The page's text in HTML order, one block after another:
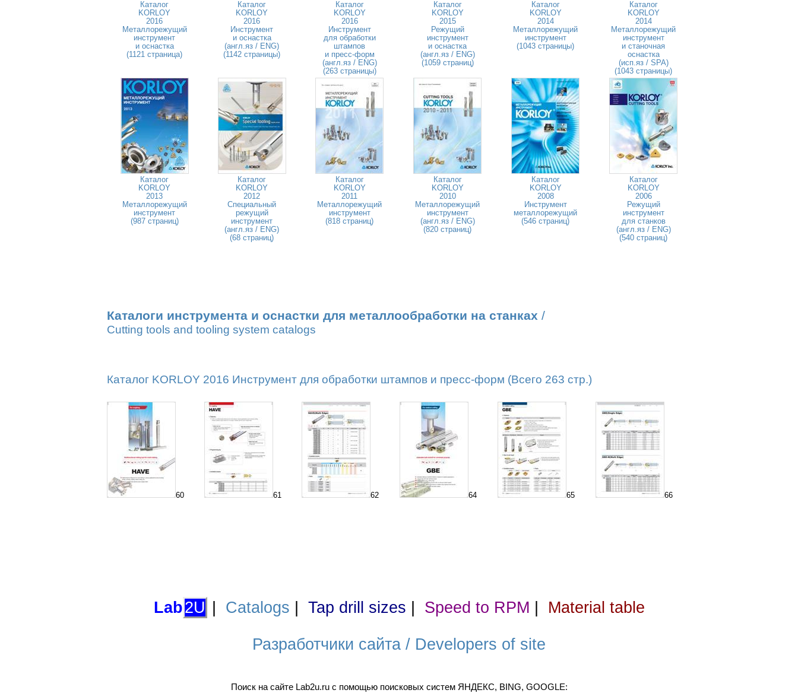
Каталог
KORLOY
2016
Металлорежущий
инструмент
и оснастка
(1121 страница)
Каталог
KORLOY
2016
Инструмент
и оснастка
(англ.яз / ENG)
(1142 страницы)
Каталог
KORLOY
2016
Инструмент
для обработки
штампов
и пресс-форм
(англ.яз / ENG)
(263 страницы)
Каталог
KORLOY
2015
Режущий
инструмент
и оснастка
(англ.яз / ENG)
(1059 страниц)
Каталог
KORLOY
2014
Металлорежущий
инструмент
(1043 страницы)
Каталог
KORLOY
2014
Металлорежущий
инструмент
и станочная
оснастка
(исп.яз / SPA)
(1043 страницы)
Каталог
KORLOY
2013
Металлорежущий
инструмент
(987 страниц)
Каталог
KORLOY
2012
Специальный
режущий
инструмент
(англ.яз / ENG)
(68 страниц)
Каталог
KORLOY
2011
Металлорежущий
инструмент
(818 страниц)
Каталог
KORLOY
2010
Металлорежущий
инструмент
(англ.яз / ENG)
(820 страниц)
Каталог
KORLOY
2008
Инструмент
металлорежущий
(546 страниц)
Каталог
KORLOY
2006
Режущий
инструмент
для станков
(англ.яз / ENG)
(540 страниц)
Каталоги инструмента и оснастки для металлообработки на станках /
Cutting tools and tooling system catalogs
Каталог KORLOY 2016 Инструмент для обработки штампов и пресс-форм (Всего 263 стр.)
60 61 62 64 65 66
Lab2U Catalogs Tap drill sizes Speed to RPM Material table
Разработчики сайта / Developers of site
Поиск на сайте Lab2u.ru с помощью поисковых систем ЯНДЕКС, BING, GOOGLE: